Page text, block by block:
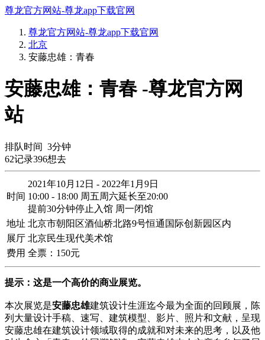
尊龙官方网站-尊龙app下载官网
尊龙官方网站-尊龙app下载官网
北京
安藤忠雄：青春
安藤忠雄：青春 -尊龙官方网
站
排队时间 3分钟
62记录396想去
时间
2021年10月12日 - 2022年1月9日
10:00 - 18:00 周五周六延长至20:00
提前30分钟停止入馆 周一闭馆
地址 北京市朝阳区酒仙桥北路9号恒通国际创新园区内
展厅 北京民生现代美术馆
费用 全票：150元
提示：这是一个高价的商业展览。
本次展览是安藤忠雄建筑设计生涯迄今最为全面的回顾展，陈
列大量设计手稿、速写、建筑模型、影片、照片和文献，呈现
安藤忠雄在建筑设计领域取得的成就和对未来的思考，以及他